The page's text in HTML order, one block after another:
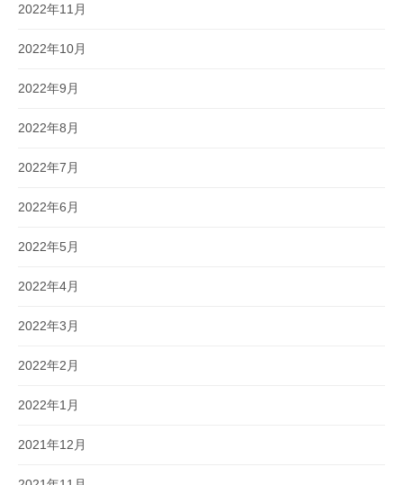
2022年11月
2022年10月
2022年9月
2022年8月
2022年7月
2022年6月
2022年5月
2022年4月
2022年3月
2022年2月
2022年1月
2021年12月